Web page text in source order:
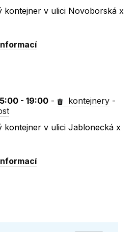
kontejner v ulici Novoborská x
- 19:00 - kontejnery -
kontejner v ulici Jablonecká x